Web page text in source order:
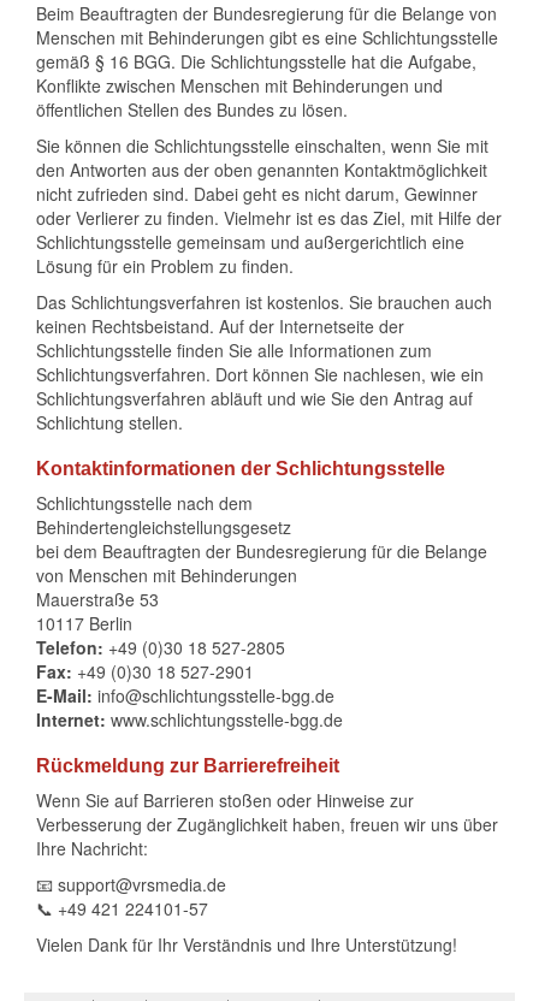
Beim Beauftragten der Bundesregierung für die Belange von
Menschen mit Behinderungen gibt es eine Schlichtungsstelle
gemäß § 16 BGG. Die Schlichtungsstelle hat die Aufgabe,
Konflikte zwischen Menschen mit Behinderungen und
öffentlichen Stellen des Bundes zu lösen.
Sie können die Schlichtungsstelle einschalten, wenn Sie mit
den Antworten aus der oben genannten Kontaktmöglichkeit
nicht zufrieden sind. Dabei geht es nicht darum, Gewinner
oder Verlierer zu finden. Vielmehr ist es das Ziel, mit Hilfe der
Schlichtungsstelle gemeinsam und außergerichtlich eine
Lösung für ein Problem zu finden.
Das Schlichtungsverfahren ist kostenlos. Sie brauchen auch
keinen Rechtsbeistand. Auf der Internetseite der
Schlichtungsstelle finden Sie alle Informationen zum
Schlichtungsverfahren. Dort können Sie nachlesen, wie ein
Schlichtungsverfahren abläuft und wie Sie den Antrag auf
Schlichtung stellen.
Kontaktinformationen der Schlichtungsstelle
Schlichtungsstelle nach dem
Behindertengleichstellungsgesetz
bei dem Beauftragten der Bundesregierung für die Belange
von Menschen mit Behinderungen
Mauerstraße 53
10117 Berlin
Telefon: +49 (0)30 18 527-2805
Fax: +49 (0)30 18 527-2901
E-Mail: info@schlichtungsstelle-bgg.de
Internet: www.schlichtungsstelle-bgg.de
Rückmeldung zur Barrierefreiheit
Wenn Sie auf Barrieren stoßen oder Hinweise zur
Verbesserung der Zugänglichkeit haben, freuen wir uns über
Ihre Nachricht:
📧 support@vrsmedia.de
📞 +49 421 224101-57
Vielen Dank für Ihr Verständnis und Ihre Unterstützung!